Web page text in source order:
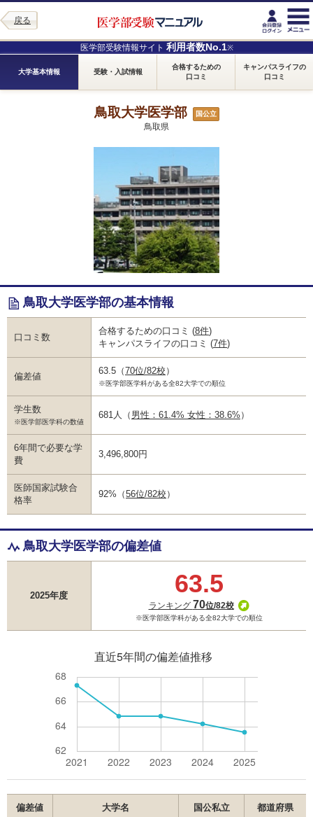
戻る
医学部受験情報サイト 利用者数No.1※
大学基本情報 受験・入試情報
合格するための
口コミ
キャンパスライフの
口コミ
鳥取大学医学部 国公立
鳥取県
鳥取大学医学部の基本情報
口コミ数
合格するための口コミ (8件)
キャンパスライフの口コミ (7件)
偏差値
63.5 （70位/82校 ）
※医学部医学科がある全82大学での順位
学生数
※医学部医学科の数値
681人 （ 男性：61.4% 女性：38.6% ）
6年間で必要な学
費
3,496,800円
医師国家試験合
格率
92% （56位/82校 ）
鳥取大学医学部の偏差値
2025年度 63.5
ランキング 70位/82校
※医学部医学科がある全82大学での順位
偏差値 大学名 国公私立 都道府県